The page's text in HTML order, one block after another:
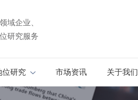
域企业、
研究服务
位研究 市场资讯 关于我们